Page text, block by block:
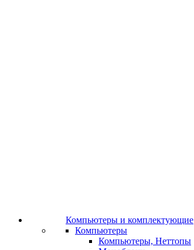
Компьютеры и комплектующие
Компьютеры
Компьютеры, Неттопы